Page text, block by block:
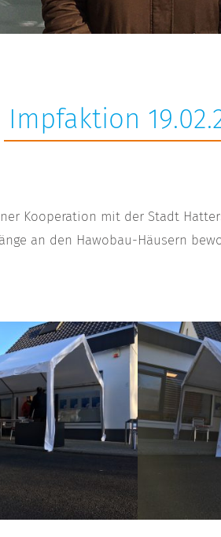
Impfaktion
Kooperation mit der Stadt
an den Hawobau-Häusern